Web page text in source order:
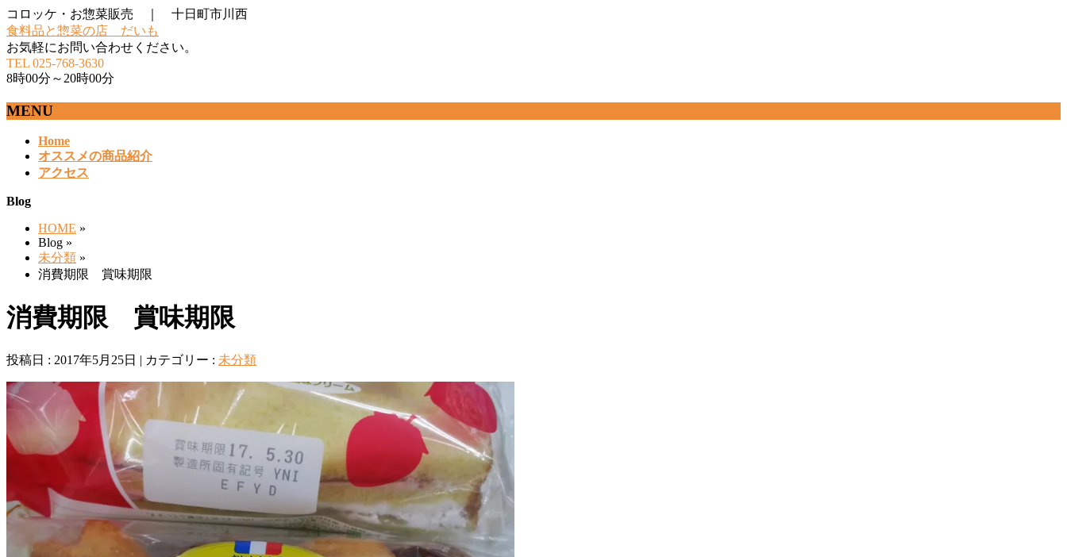
コロッケ・お惣菜販売 ｜ 十日町市川西
食料品と惣菜の店 だいも
お気軽にお問い合わせください。
TEL 025-768-3630
8時00分～20時00分
MENU
を
Home
オススメの商品紹介
アクセス
Blog
HOME »
Blog »
未分類 »
消費期限 賞味期限
消費期限 賞味期限
投稿日 : 2017年5月25日 | カテゴリー : 未分類